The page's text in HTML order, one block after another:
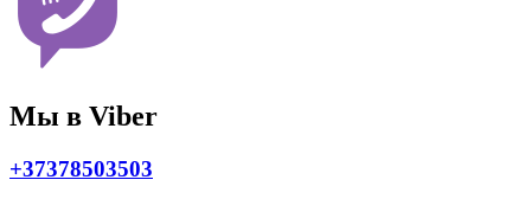
Мы в Viber
+37378503503